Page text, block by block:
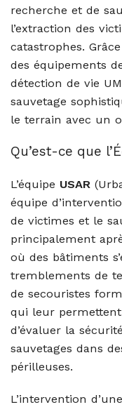
recherche et de
l’extraction des
catastrophes.
des équipements
détection de vie
sauvetage
le terrain avec un
Qu’est-ce que
L’équipe USAR
équipe
de victimes et le
principalement
où des bâtiments
tremblements de
de secouristes
qui leur
d’évaluer la
sauvetages dans
périlleuses.
L’intervention